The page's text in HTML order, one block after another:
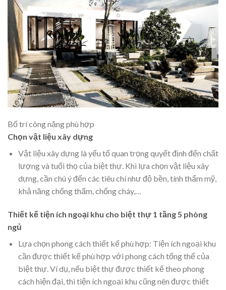
Bố trí công năng phù hợp
Chọn vật liệu xây dựng
Vật liệu xây dựng là yếu tố quan trọng quyết định đến chất
lượng và tuổi thọ của biệt thự. Khi lựa chọn vật liệu xây
dựng, cần chú ý đến các tiêu chí như độ bền, tính thẩm mỹ,
khả năng chống thấm, chống cháy,…
Thiết kế tiện ích ngoại khu cho biệt thự 1 tầng 5 phòng
ngủ
Lựa chọn phong cách thiết kế phù hợp: Tiện ích ngoại khu
cần được thiết kế phù hợp với phong cách tổng thể của
biệt thự. Ví dụ, nếu biệt thự được thiết kế theo phong
cách hiện đại, thì tiện ích ngoại khu cũng nên được thiết